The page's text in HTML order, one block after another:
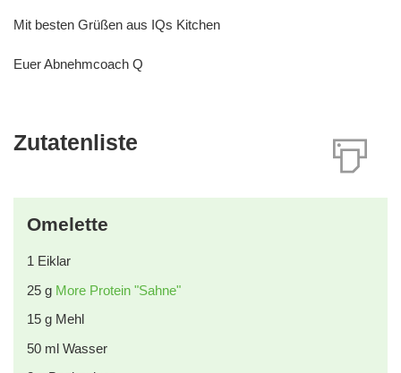
Mit besten Grüßen aus IQs Kitchen
Euer Abnehmcoach Q
Zutatenliste
Omelette
1 Eiklar
25 g More Protein "Sahne"
15 g Mehl
50 ml Wasser